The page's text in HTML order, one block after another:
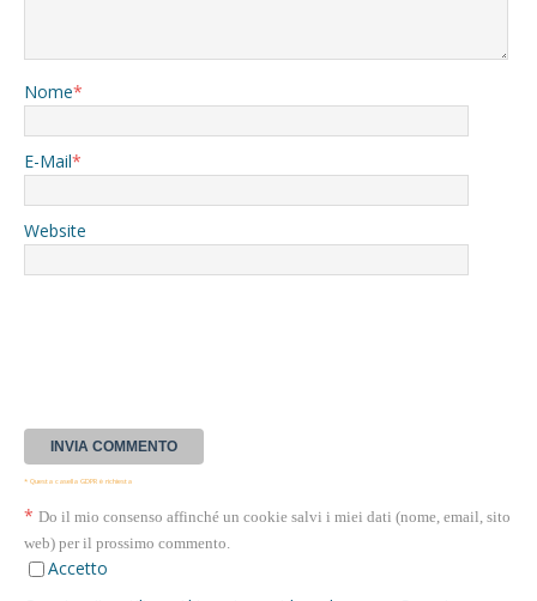
Nome*
E-Mail*
Website
* Questa casella GDPR è richiesta
* Do il mio consenso affinché un cookie salvi i miei dati (nome, email, sito
web) per il prossimo commento.
Accetto